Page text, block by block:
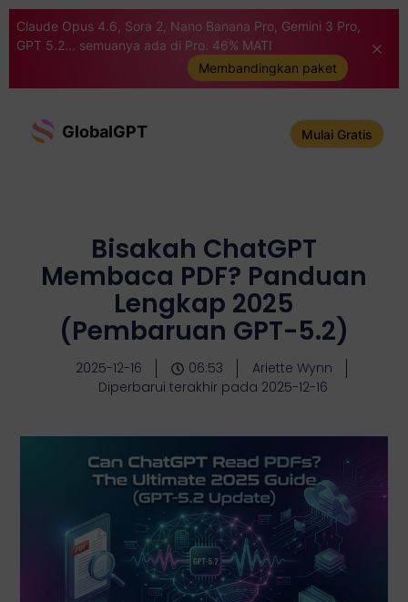
Claude Opus 4.6, Sora 2, Nano Banana Pro, Gemini 3 Pro,
GPT 5.2... semuanya ada di Pro. 46% MATI
Membandingkan paket
GlobalGPT Mulai Gratis
Bisakah ChatGPT
Membaca PDF? Panduan
Lengkap 2025
(Pembaruan GPT-5.2)
2025-12-16 06:53
Ariette Wynn
Diperbarui terakhir pada 2025-12-16